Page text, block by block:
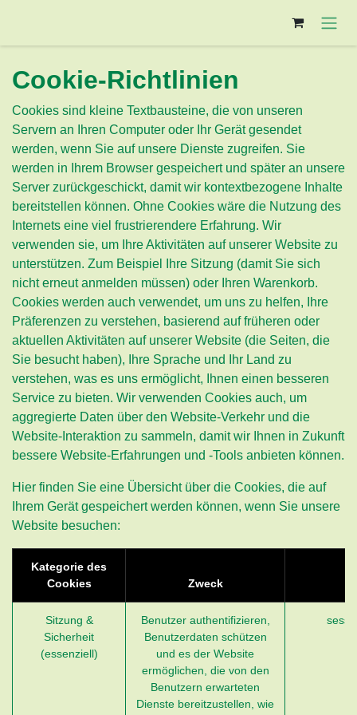
Cookie-Richtlinien
Cookies sind kleine Textbausteine, die von unseren
Servern an Ihren Computer oder Ihr Gerät gesendet
werden, wenn Sie auf unsere Dienste zugreifen. Sie
werden in Ihrem Browser gespeichert und später an unsere
Server zurückgeschickt, damit wir kontextbezogene Inhalte
bereitstellen können. Ohne Cookies wäre die Nutzung des
Internets eine viel frustrierendere Erfahrung. Wir
verwenden sie, um Ihre Aktivitäten auf unserer Website zu
unterstützen. Zum Beispiel Ihre Sitzung (damit Sie sich
nicht erneut anmelden müssen) oder Ihren Warenkorb.
Cookies werden auch verwendet, um uns zu helfen, Ihre
Präferenzen zu verstehen, basierend auf früheren oder
aktuellen Aktivitäten auf unserer Website (die Seiten, die
Sie besucht haben), Ihre Sprache und Ihr Land zu
verstehen, was es uns ermöglicht, Ihnen einen besseren
Service zu bieten. Wir verwenden Cookies auch, um
aggregierte Daten über den Website-Verkehr und die
Website-Interaktion zu sammeln, damit wir Ihnen in Zukunft
bessere Website-Erfahrungen und -Tools anbieten können.
Hier finden Sie eine Übersicht über die Cookies, die auf
Ihrem Gerät gespeichert werden können, wenn Sie unsere
Website besuchen:
Kategorie des
Cookies
Zweck
Sitzung &
Sicherheit
(essenziell)
Benutzer authentifizieren,
Benutzerdaten schützen
und es der Website
ermöglichen, die von den
Benutzern erwarteten
Dienste bereitzustellen, wie